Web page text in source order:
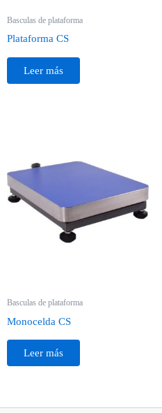
Basculas de plataforma
Plataforma CS
Leer más
Basculas de plataforma
Monocelda CS
Leer más